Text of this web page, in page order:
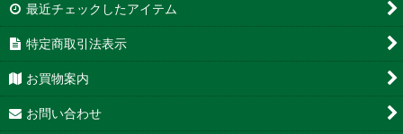
最近チェックしたアイテム
特定商取引法表示
お買物案内
お問い合わせ